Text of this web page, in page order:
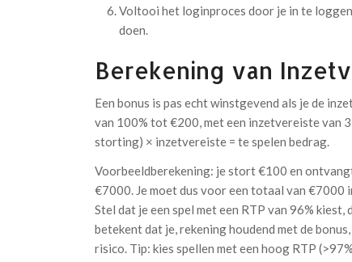
Voltooi het loginproces door je in te
doen.
Berekening van
Een bonus is pas echt winstgevend als je de
van 100% tot €200, met een inzetvereiste van
storting) × inzetvereiste = te spelen bedrag.
Voorbeeldberekening: je stort €100 en
€7000. Je moet dus voor een totaal van €7000
Stel dat je een spel met een RTP van 96%
betekent dat je, rekening houdend met de
risico. Tip: kies spellen met een hoog RTP